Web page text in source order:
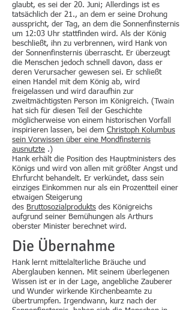
glaubt, es sei der 20. Juni; Allerdings ist es
tatsächlich der 21., an dem er seine Drohung
ausspricht, der Tag, an dem die Sonnenfinsternis
um 12:03 Uhr stattfinden wird. Als der König
beschließt, ihn zu verbrennen, wird Hank von
der Sonnenfinsternis überrascht. Er überzeugt
die Menschen jedoch schnell davon, dass er
deren Verursacher gewesen sei. Er schließt
einen Handel mit dem König ab, wird
freigelassen und wird daraufhin zur
zweitmächtigsten Person im Königreich. (Twain
hat sich für diesen Teil der Geschichte
möglicherweise von einem historischen Vorfall
inspirieren lassen, bei dem Christoph Kolumbus
sein Vorwissen über eine Mondfinsternis
ausnutzte .)
Hank erhält die Position des Hauptministers des
Königs und wird von allen mit größter Angst und
Ehrfurcht behandelt. Er verkündet, dass sein
einziges Einkommen nur als ein Prozentteil einer
etwaigen Steigerung
des Bruttosozialprodukts des Königreichs
aufgrund seiner Bemühungen als Arthurs
oberster Minister berechnet wird.
Die Übernahme
Hank lernt mittelalterliche Bräuche und
Aberglauben kennen. Mit seinem überlegenen
Wissen ist er in der Lage, angebliche Zauberer
und Wunder wirkende Kirchenbeamte zu
übertrumpfen. Irgendwann, kurz nach der